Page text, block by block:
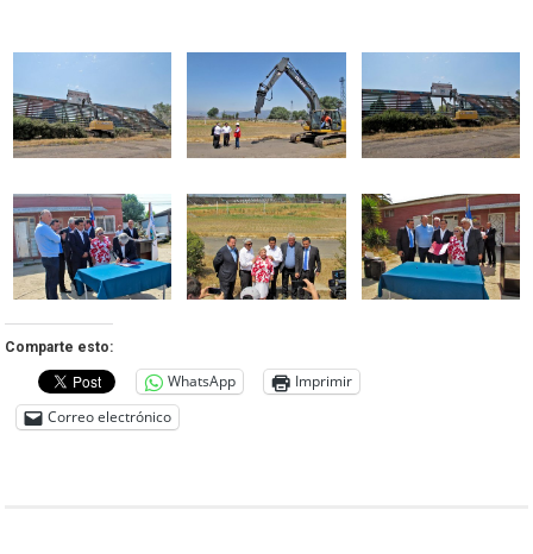
Comparte esto:
WhatsApp
Imprimir
Correo electrónico